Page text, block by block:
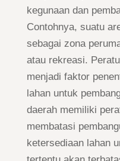
kegunaan dan
Contohnya, suatu
sebagai zona
atau rekreasi.
menjadi faktor
lahan untuk
daerah memiliki
membatasi
ketersediaan lahan